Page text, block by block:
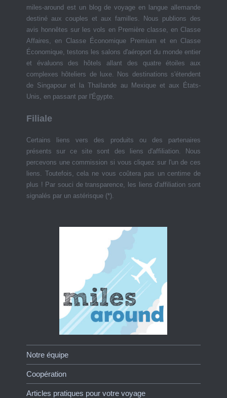
miles-around est un blog de voyage en langue allemande
destiné aux couples et aux familles. Nous publions des
avis honnêtes sur les vols en Première classe, en Classe
Affaires, en Classe Économique Premium et en Classe
Économique, testons les salons d'aéroport du monde entier
et évaluons des hôtels allant des quatre étoiles aux
complexes hôteliers de luxe. Nos destinations s'étendent
de Singapour et la Thaïlande au Mexique et aux États-
Unis, en passant par l'Égypte.
Filiale
Certains liens vers des produits ou des partenaires
présents sur ce site sont des liens d'affiliation. Nous
percevons une commission si vous cliquez sur l'un de ces
liens. Toutefois, cela ne vous coûtera pas un centime de
plus ! Par souci de transparence, les liens d'affiliation sont
signalés par un astérisque (*).
Notre équipe
Coopération
Articles pratiques pour votre voyage